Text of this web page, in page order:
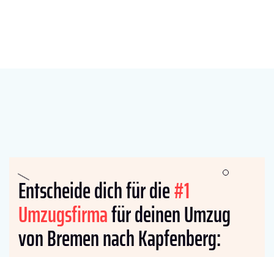
Entscheide dich für die#1
Umzugsfirmafür deinen Umzug
von Bremen nach Kapfenberg: